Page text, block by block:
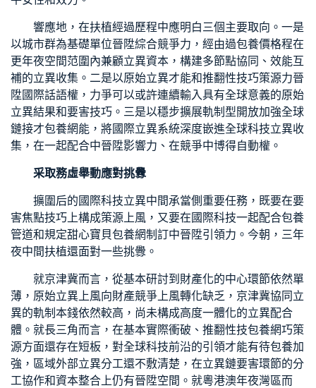
響應地，在扶植經過歷程中應明白三個主要取向。一是
以城市群為基礎單位晉陞綜合競爭力，經由過包養價格程在
更年夜空間范圍內兼顧立異資本，構建多節點協同、效能互
補的立異收集。二是以原始立異才能和推翻性技巧策源力晉
陞國際話語權，力爭可以或許連續輸入具有全球意義的原始
立異結果和要害技巧。三是以穩步擴展軌制型開放加強全球
鏈接才包養網能，將國際立異系統深度嵌進全球科技立異收
集，在一起配合中晉陞影響力、在競爭中博得自動權。
采取務虛舉動應對挑釁
擴圍后的國際科技立異中間承當側重要任務，既要在要
害焦點技巧上構成策源上風，又要在國際科技一起配合包養
管道和規定甜心寶貝包養網制訂中晉陞引領力。今朝，三年
夜中間扶植還面對一些挑釁。
就京津冀而言，從基本研討到財產化的中心環節依然單
薄，原始立異上風向財產競爭上風轉化缺乏，京津冀協同立
異的軌制本錢依然較高，尚未構成高度一體化的立異配合
體。就長三角而言，在基本實際衝破、推翻性技包養網巧策
源方面還存在短板，對全球科技前沿的引領才能有待包養加
強，區域外部立異分工還不敷清楚，在立異鏈要害環節的分
工協作和資本整合上仍有晉陞空間。就粵港澳年夜灣區而